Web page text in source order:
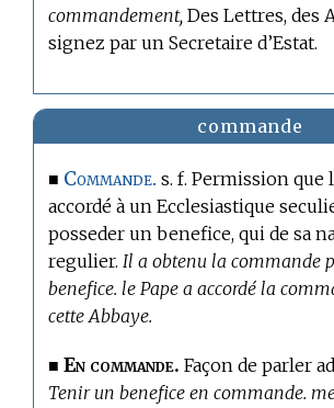
commandement, Des Lettres, des
signez par un Secretaire d’Estat.
commande
■ Commande. s. f. Permission que
accordé à un Ecclesiastique
posseder un benefice, qui de sa
regulier.Il a obtenu la commande
benefice. le Pape a accordé la
cette Abbaye.
■En commande. Façon de parler
Tenir un benefice en commande.